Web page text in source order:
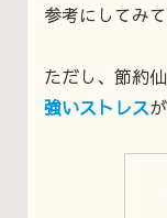
参考にしてみて
ただし、節約
強いストレス